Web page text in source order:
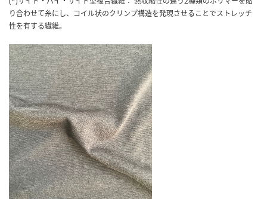
り合わせて糸にし、コイル状のクリンプ構造を発現させることでストレッチ
性を有する繊維。